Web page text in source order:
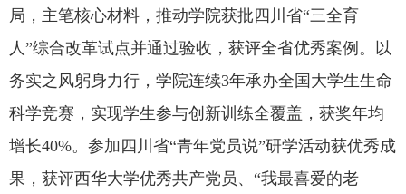
局，主笔核心材料，推动学院获批四川省“三全育
人”综合改革试点并通过验收，获评全省优秀案例。以
务实之风躬身力行，学院连续3年承办全国大学生生命
科学竞赛，实现学生参与创新训练全覆盖，获奖年均
增长40%。参加四川省“青年党员说”研学活动获优秀成
果，获评西华大学优秀共产党员、“我最喜爱的老